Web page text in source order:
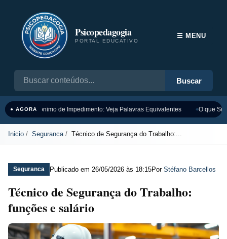
Psicopedagogia
PORTAL EDUCATIVO
Buscar
☰ MENU
● AGORASinônimo de Impedimento: Veja Palavras Equivalentes O que
Inicio Seguranca Técnico de Segurança do Trabalho:...
Seguranca Publicado em 26/05/2026 às 18:15Por Stéfano Barcellos
Técnico de Segurança do Trabalho:
funções e salário